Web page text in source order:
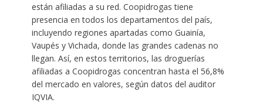
están afiliadas a su red. Coopidrogas tiene
presencia en todos los departamentos del país,
incluyendo regiones apartadas como Guainía,
Vaupés y Vichada, donde las grandes cadenas no
llegan. Así, en estos territorios, las droguerías
afiliadas a Coopidrogas concentran hasta el 56,8%
del mercado en valores, según datos del auditor
IQVIA.